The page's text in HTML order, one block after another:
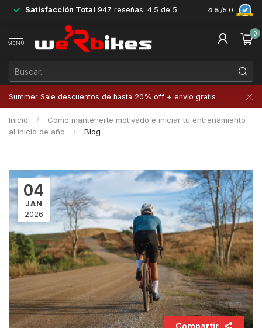
Satisfacción Total 947 reseñas: 4.5 de 5 4.5 /5.0
MENÚ
0
Summer Sale descuentos de hasta 20% off + envío gratis
Inicio /
Como mantenerte motivado e iniciar tu entrenamiento
al inicio de año
/ Blog
04
JAN
2026
Compartir